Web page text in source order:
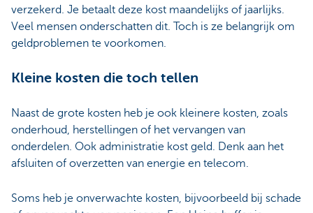
verzekerd. Je betaalt deze kost maandelijks of jaarlijks.
Veel mensen onderschatten dit. Toch is ze belangrijk om
geldproblemen te voorkomen.
Kleine kosten die toch tellen
Naast de grote kosten heb je ook kleinere kosten, zoals
onderhoud, herstellingen of het vervangen van
onderdelen. Ook administratie kost geld. Denk aan het
afsluiten of overzetten van energie en telecom.
Soms heb je onverwachte kosten, bijvoorbeeld bij schade